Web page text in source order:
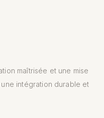
maîtrisée et une mise
intégration durable et